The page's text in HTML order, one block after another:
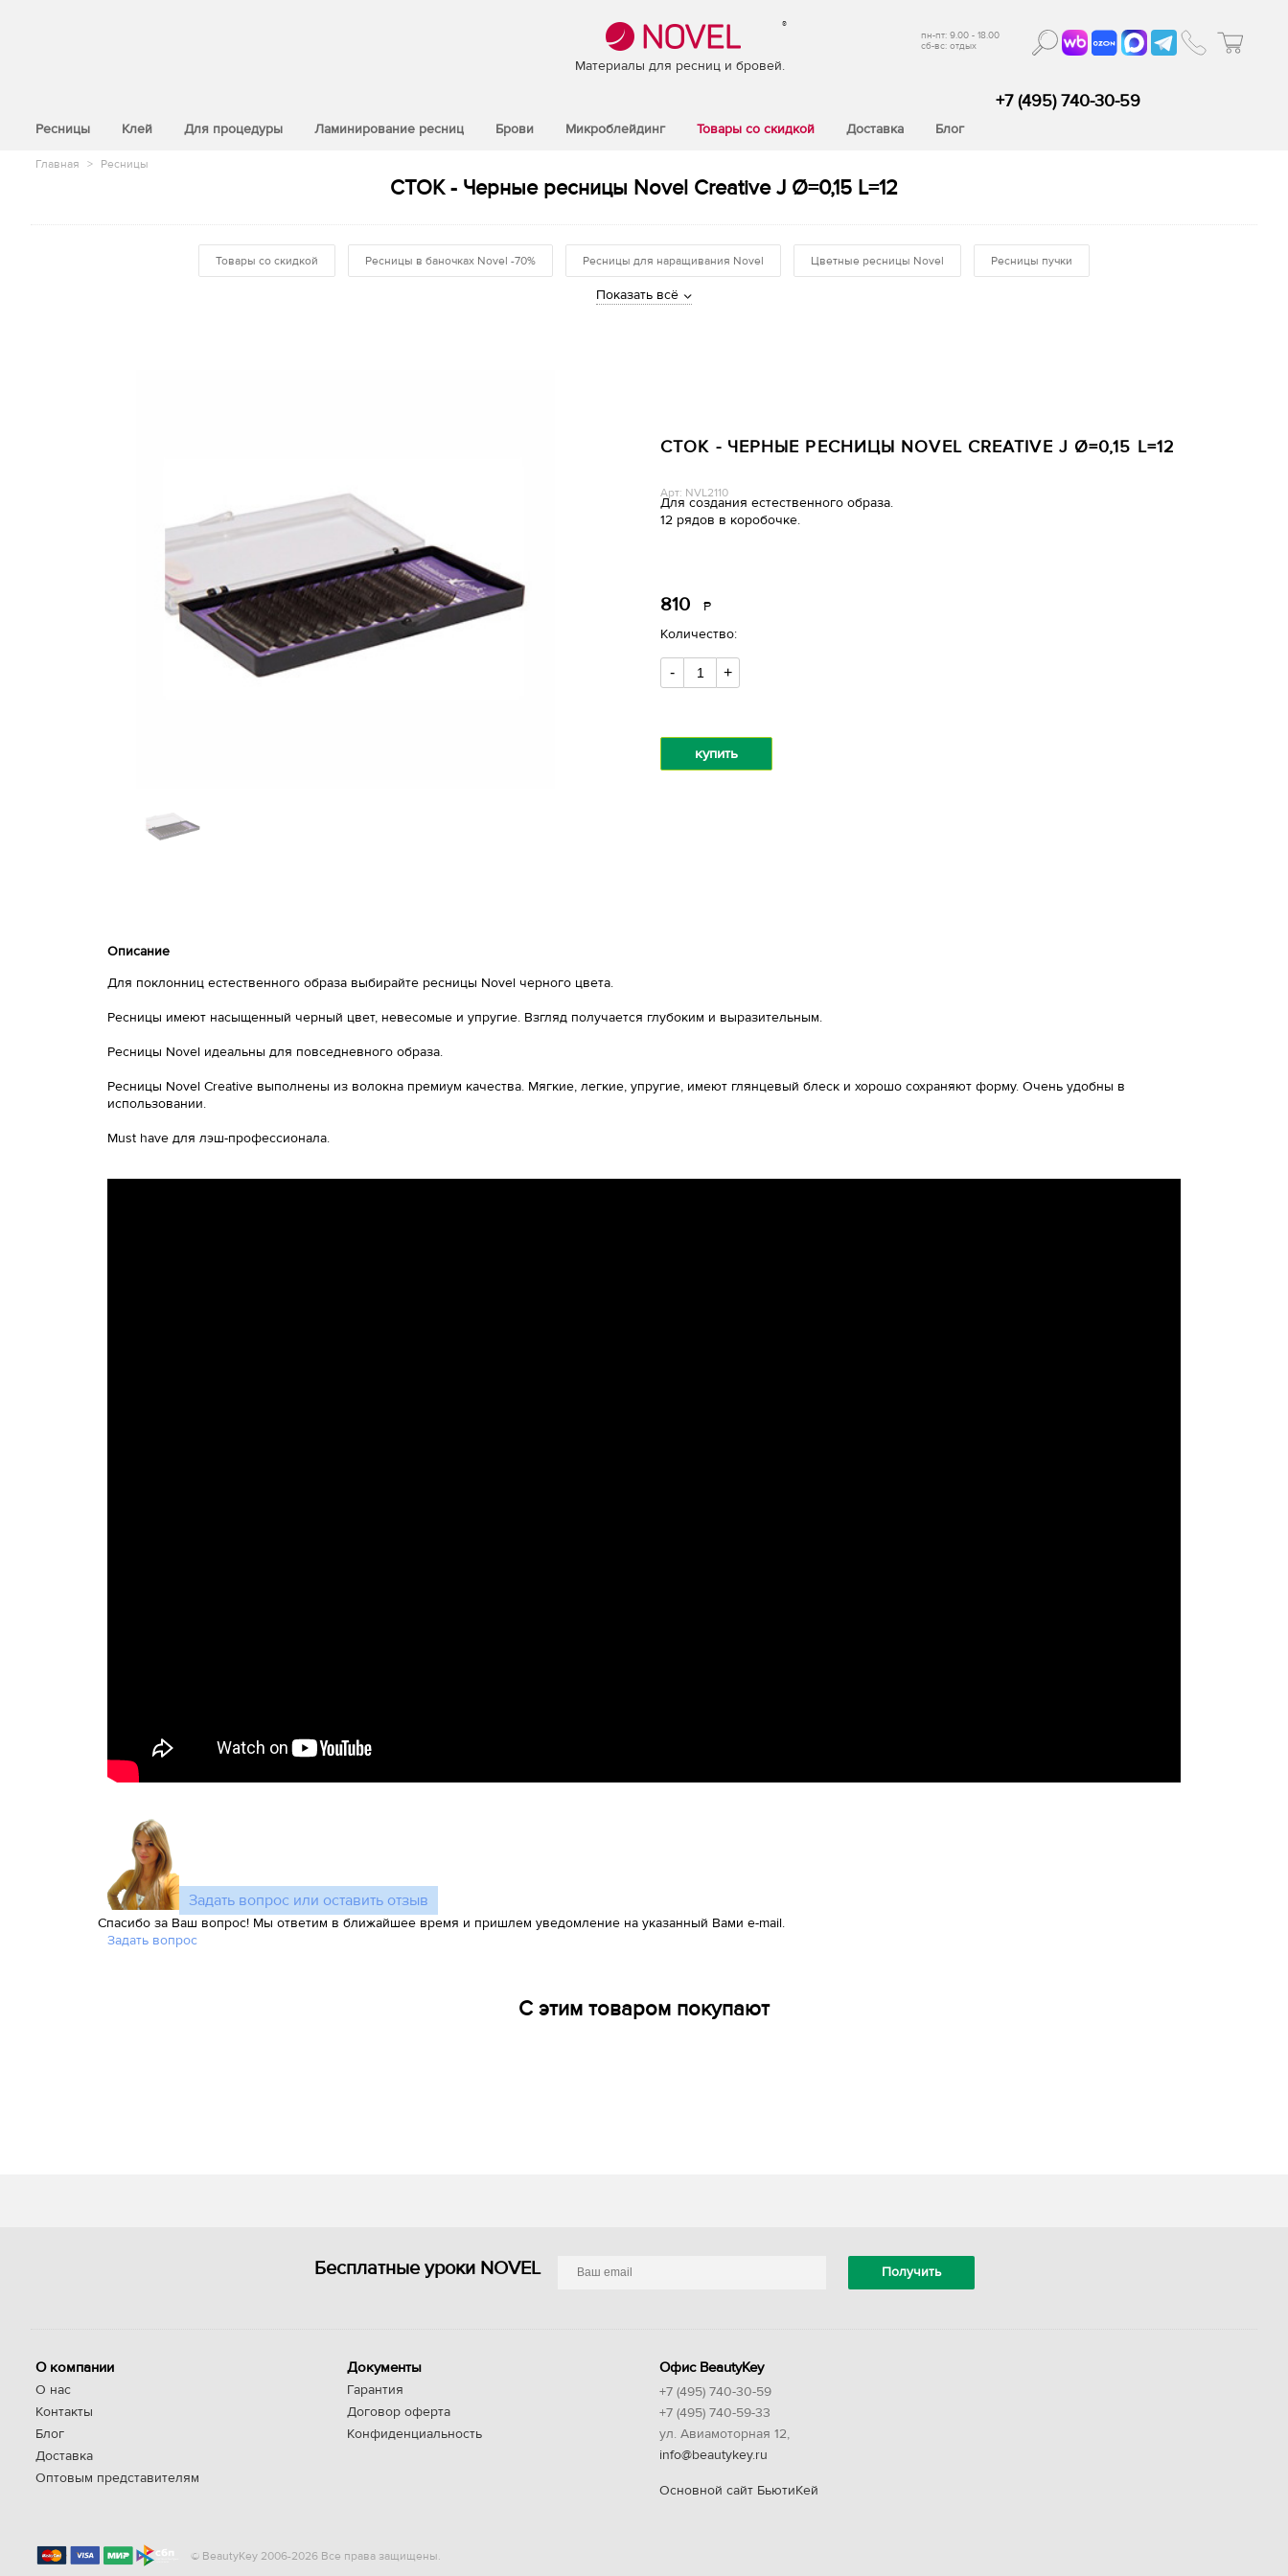
®
Материалы для ресниц и бровей.
пн-пт: 9.00 - 18.00
сб-вс: отдых
Ресницы Клей Для процедуры Ламинирование ресниц Брови Микроблейдинг Товары со скидкой Доставка Блог
+7 (495) 740-30-59
Главная > Ресницы
СТОК - Черные ресницы Novel Creative J Ø=0,15 L=12
Товары со скидкой Ресницы в баночках Novel -70% Ресницы для наращивания Novel Цветные ресницы Novel Ресницы пучки
Показать всё
СТОК - ЧЕРНЫЕ РЕСНИЦЫ NOVEL CREATIVE J Ø=0,15 L=12
Арт: NVL2110
Для создания естественного образа.
12 рядов в коробочке.
810 Р
Количество:
- +
купить
Описание
Для поклонниц естественного образа выбирайте ресницы Novel черного цвета.
Ресницы имеют насыщенный черный цвет, невесомые и упругие. Взгляд получается глубоким и выразительным.
Ресницы Novel идеальны для повседневного образа.
Ресницы Novel Creative выполнены из волокна премиум качества. Мягкие, легкие, упругие, имеют глянцевый блеск и хорошо сохраняют форму. Очень удобны в
использовании.
Must have для лэш-профессионала.
Задать вопрос или оставить отзыв
Спасибо за Ваш вопрос! Мы ответим в ближайшее время и пришлем уведомление на указанный Вами e-mail.
Задать вопрос
С этим товаром покупают
Бесплатные уроки NOVEL
О компании
О нас
Контакты
Блог
Доставка
Оптовым представителям
Документы
Гарантия
Договор оферта
Конфиденциальность
Офис BeautyKey
+7 (495) 740-30-59
+7 (495) 740-59-33
ул. Авиамоторная 12,
info@beautykey.ru
Основной сайт БьютиКей
© BeautyKey 2006-2026 Все права защищены.